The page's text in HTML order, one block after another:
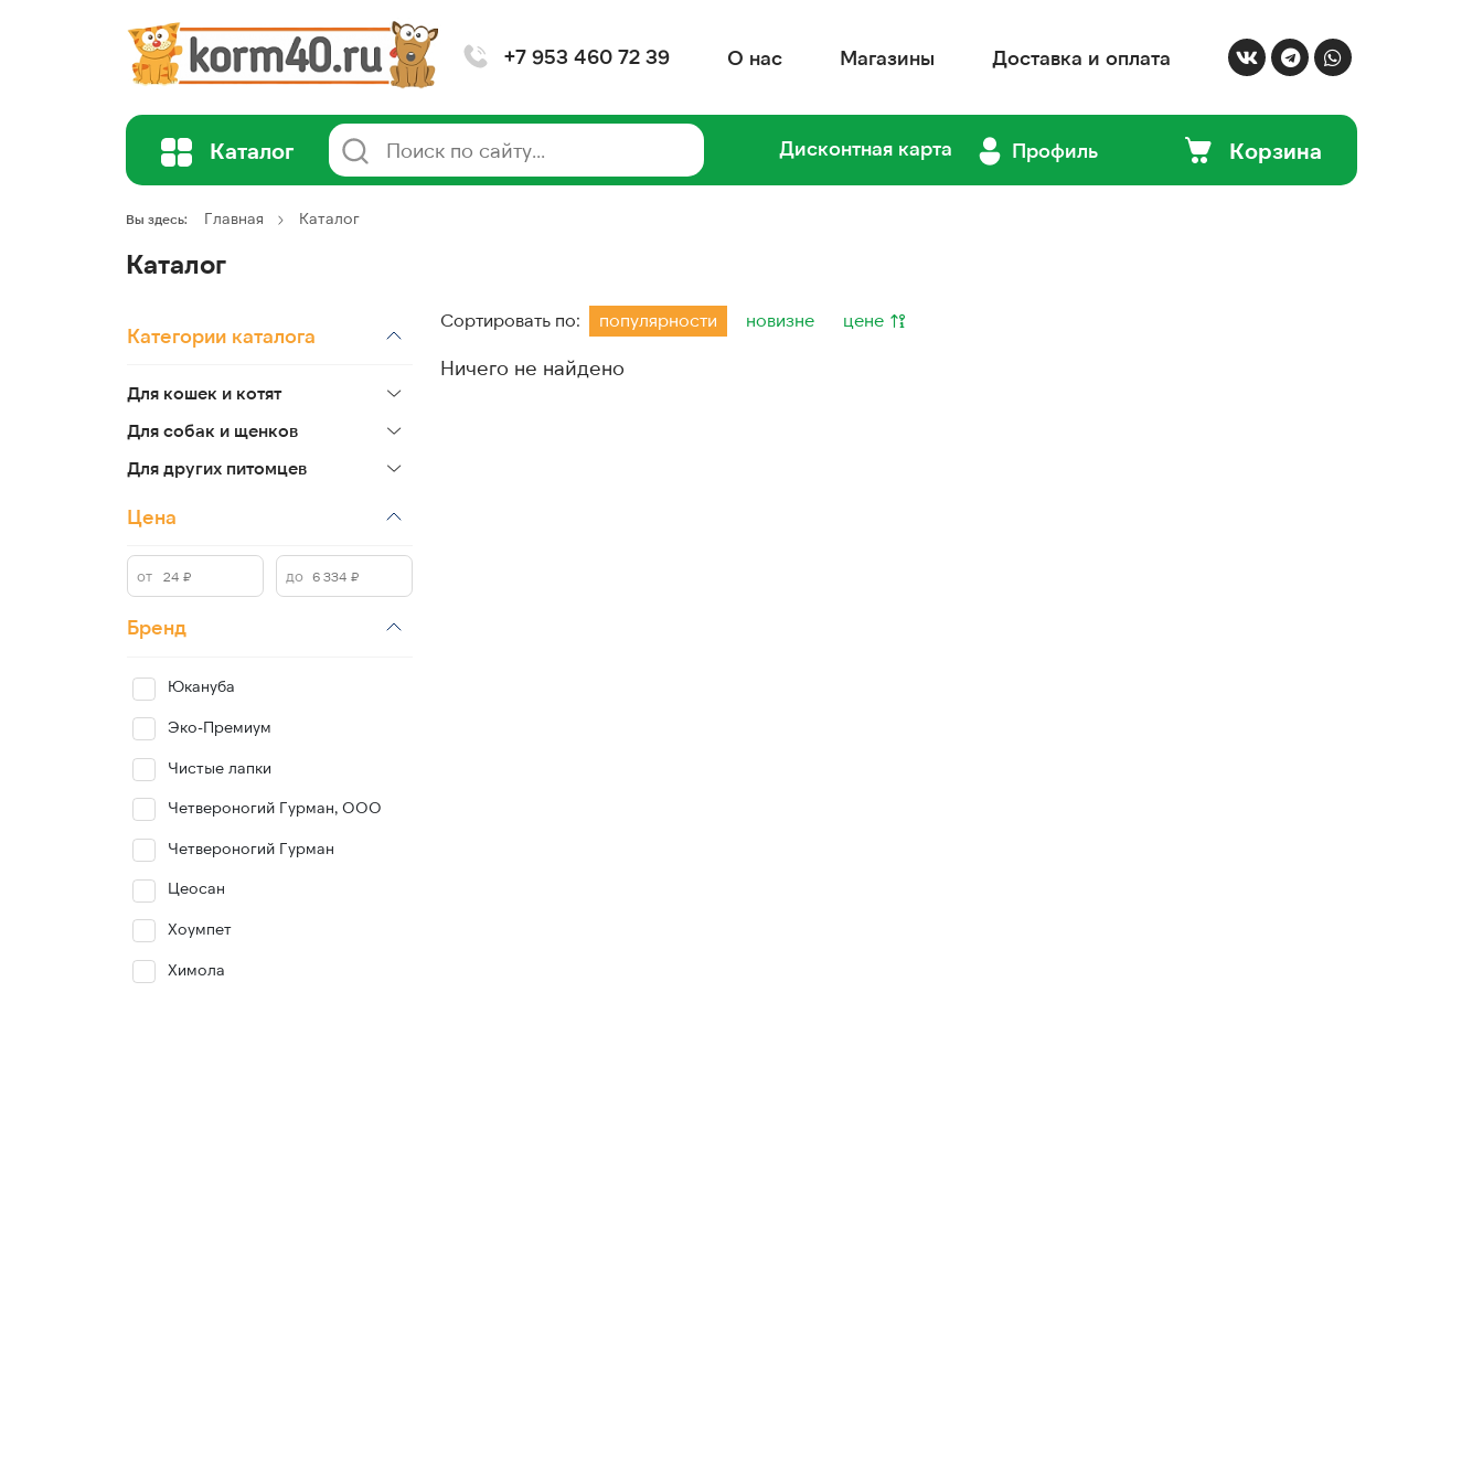
+7 953 460 72 39 О нас Магазины Доставка и оплата
Каталог Дисконтная карта Профиль Корзина
Вы здесь: Главная Каталог
Каталог
Категории каталога
Для кошек и котят
Для собак и щенков
Для других питомцев
Цена
Бренд
Юкануба
Эко-Премиум
Чистые лапки
Четвероногий Гурман, ООО
Четвероногий Гурман
Цеосан
Хоумпет
Химола
Сортировать по: популярности новизне цене
Ничего не найдено